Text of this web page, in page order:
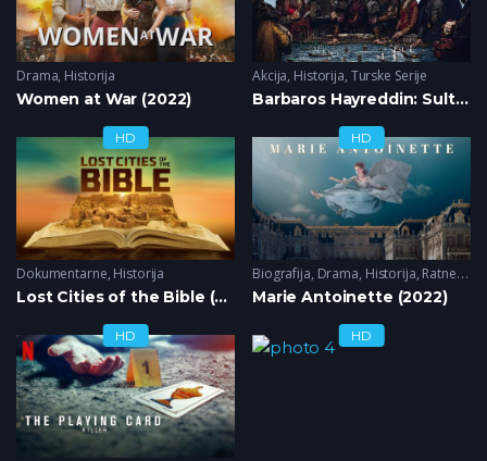
Drama, Historija
Women at War (2022)
Akcija, Historija, Turske Serije
Barbaros Hayreddin: Sultanin Fermani (2022)
HD
Dokumentarne, Historija
Lost Cities of the Bible (2022)
HD
Biografija, Drama, Historija, Ratne,
Marie Antoinette (2022)
HD HD